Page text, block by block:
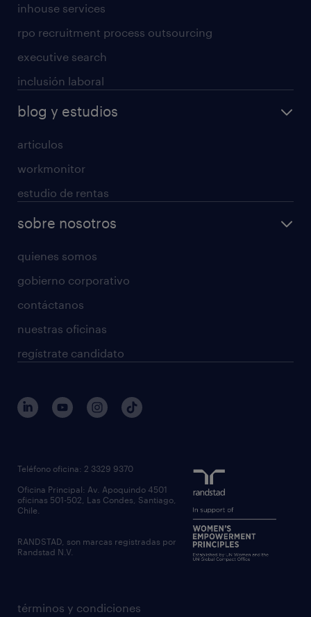
inhouse services
rpo recruitment process outsourcing
executive search
inclusión laboral
blog y estudios
articulos
workmonitor
estudio de rentas
sobre nosotros
quienes somos
gobierno corporativo
contáctanos
nuestras oficinas
regístrate candidato
términos y condiciones
Teléfono oficina: 2 3329 9370
Oficina Principal: Av. Apoquindo 4501
oficinas 501-502, Las Condes, Santiago,
Chile.
RANDSTAD, son marcas registradas por
Randstad N.V.